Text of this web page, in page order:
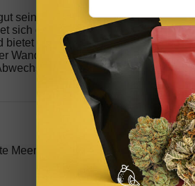
sein, dass ein übermächtiger
sich der sogenannte Dragon’s
malerische Aussichten auf das
Wanderung ist der Big Wave Bay
bietet diese